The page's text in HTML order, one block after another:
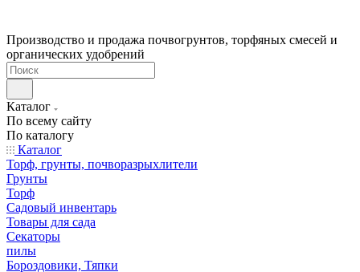
Производство и продажа почвогрунтов, торфяных смесей и
органических удобрений
Каталог
По всему сайту
По каталогу
Каталог
Торф, грунты, почворазрыхлители
Грунты
Торф
Садовый инвентарь
Товары для сада
Секаторы
пилы
Бороздовики, Тяпки